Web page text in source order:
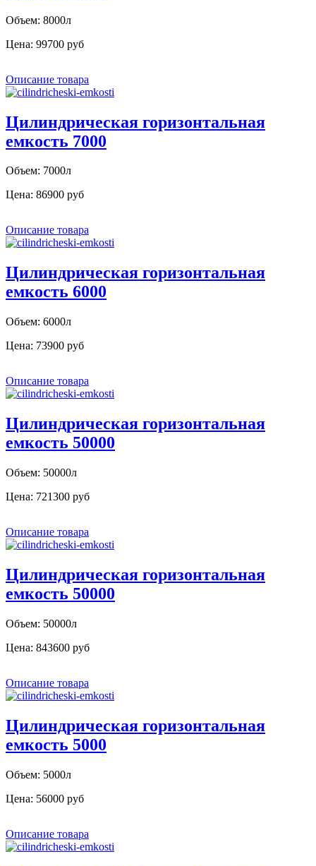
Объем: 8000л
Цена: 99700 руб
Описание товара
Цилиндрическая горизонтальная
емкость 7000
Объем: 7000л
Цена: 86900 руб
Описание товара
Цилиндрическая горизонтальная
емкость 6000
Объем: 6000л
Цена: 73900 руб
Описание товара
Цилиндрическая горизонтальная
емкость 50000
Объем: 50000л
Цена: 721300 руб
Описание товара
Цилиндрическая горизонтальная
емкость 50000
Объем: 50000л
Цена: 843600 руб
Описание товара
Цилиндрическая горизонтальная
емкость 5000
Объем: 5000л
Цена: 56000 руб
Описание товара